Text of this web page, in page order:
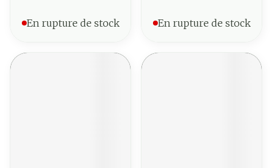
En rupture de stock En rupture de stock